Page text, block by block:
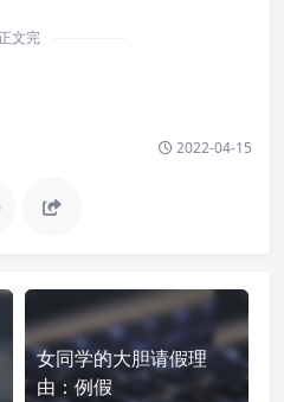
正文完
2022-04-15
女同学的大胆请假理
由：例假